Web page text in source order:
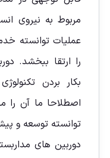
مربوط به نیروی
عملیات توانسته
را ارتقا ببخشد.
بکار بردن
اصطلاحا ما آن را
توانسته توسعه و
دوربین های